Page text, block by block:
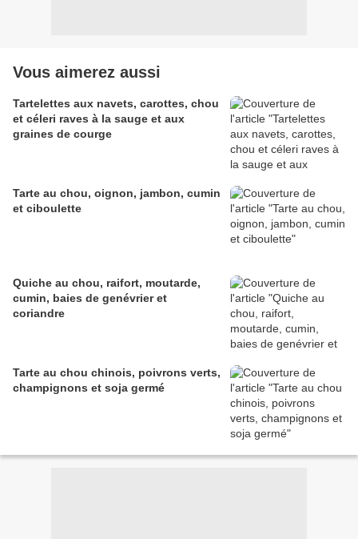
Vous aimerez aussi
Tartelettes aux navets, carottes, chou
et céleri raves à la sauge et aux
graines de courge
Tarte au chou, oignon, jambon, cumin
et ciboulette
Quiche au chou, raifort, moutarde,
cumin, baies de genévrier et
coriandre
Tarte au chou chinois, poivrons verts,
champignons et soja germé